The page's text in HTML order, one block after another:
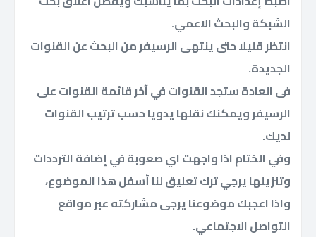
الشبكة والبحث الاعمي.
انتظر قليلا حتى ينتهى الرسيفر من البحث عن القنوات
الجديدة.
فى العادة ستجد القنوات في آخر قائمة القنوات على
الرسيفر ويمكنك نقلها يدويا حسب ترتيب القنوات
لديك.
وفي الختام اذا واجهت اي صعوبة في إضافة الترددات
وتنزيلها يرجي ترك تعليق لنا أسفل هذا الموضوع،
واذا اعجبك موضوعنا يرجى مشاركته عبر مواقع
التواصل الاجتماعي.